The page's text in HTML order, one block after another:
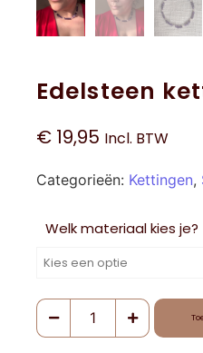
Edelsteen
€ 19,95 Incl. BTW
Categorieën: Kettingen,
Welk materiaal kies je?